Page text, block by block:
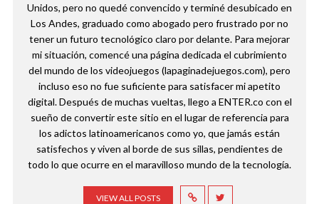
Unidos, pero no quedé convencido y terminé desubicado en
Los Andes, graduado como abogado pero frustrado por no
tener un futuro tecnológico claro por delante. Para mejorar
mi situación, comencé una página dedicada el cubrimiento
del mundo de los videojuegos (lapaginadejuegos.com), pero
incluso eso no fue suficiente para satisfacer mi apetito
digital. Después de muchas vueltas, llego a ENTER.co con el
sueño de convertir este sitio en el lugar de referencia para
los adictos latinoamericanos como yo, que jamás están
satisfechos y viven al borde de sus sillas, pendientes de
todo lo que ocurre en el maravilloso mundo de la tecnología.
VIEW ALL POSTS